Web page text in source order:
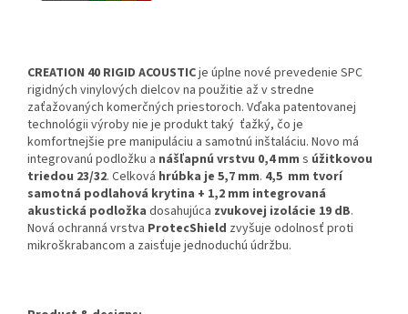
CREATION 40 RIGID ACOUSTICje úplne nové prevedenie SPC
rigidných vinylových dielcov na použitie až v stredne
zaťažovaných komerčných priestoroch. Vďaka patentovanej
technológii výroby nie je produkt taký ťažký, čo je
komfortnejšie pre manipuláciu a samotnú inštaláciu. Novo má
integrovanú podložku a nášľapnú vrstvu 0,4 mm s úžitkovou
triedou 23/32. Celková hrúbka je 5,7 mm. 4,5 mm tvorí
samotná podlahová krytina + 1,2 mm integrovaná
akustická podložka dosahujúca zvukovej izolácie 19 dB.
Nová ochranná vrstva ProtecShield zvyšuje odolnosť proti
mikroškrabancom a zaisťuje jednoduchú údržbu.